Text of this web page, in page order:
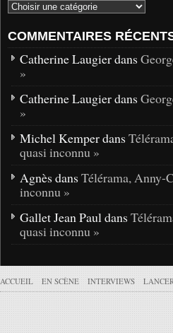
COMMENTAIRES
Catherine Laugier dans
»
Catherine Laugier dans
»
Michel Kemper dans
quasi inconnu »
Agnès dans Télérama, Anny-
inconnu »
Gallet Jean Paul dans
quasi inconnu »
ACCUEIL EN SCÈNE INTERVIEWS